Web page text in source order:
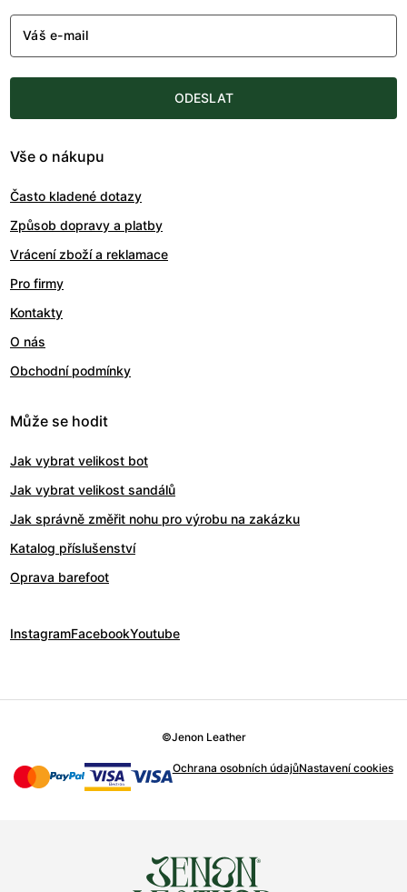
Váš e-mail
ODESLAT
Vše o nákupu
Často kladené dotazy
Způsob dopravy a platby
Vrácení zboží a reklamace
Pro firmy
Kontakty
O nás
Obchodní podmínky
Může se hodit
Jak vybrat velikost bot
Jak vybrat velikost sandálů
Jak správně změřit nohu pro výrobu na zakázku
Katalog příslušenství
Oprava barefoot
InstagramFacebookYoutube
©Jenon Leather
Ochrana osobních údajůNastavení cookies